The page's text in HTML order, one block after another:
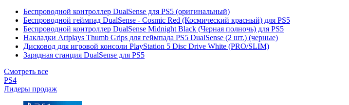
Беспроводной контроллер DualSense для PS5 (оригинальный)
Беспроводной геймпад DualSense - Cosmic Red (Космический красный) для PS5
Беспроводной контроллер DualSense Midnight Black (Черная полночь) для PS5
Накладки Artplays Thumb Grips для геймпада PS5 DualSense (2 шт.) (черные)
Дисковод для игровой консоли PlayStation 5 Disc Drive White (PRO/SLIM)
Зарядная станция DualSense для PS5
Смотреть все
PS4
Лидеры продаж